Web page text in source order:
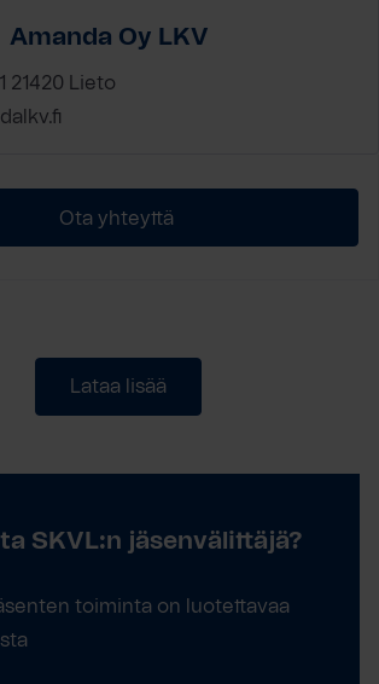
Amanda Oy LKV
21420 Lieto
Ota yhteyttä
Lataa lisää
SKVL:n jäsenvälittäjä?
toiminta on luotettavaa